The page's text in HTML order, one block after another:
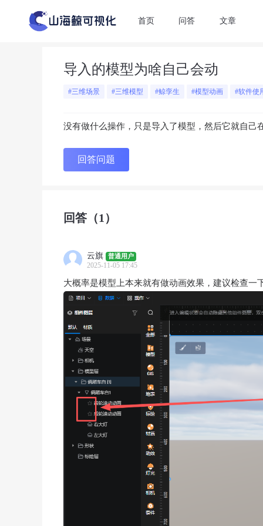
首页 问答 文章
导入的模型为啥自己会动
#三维场景 #三维模型 #鲸孪生 #模型动画 #软件使
没有做什么操作，只是导入了模型，然后它就自己
回答问题
回答 （1）
云旗 普通用户
2025-11-05 17:45
大概率是模型上本来就有做动画效果，建议检查